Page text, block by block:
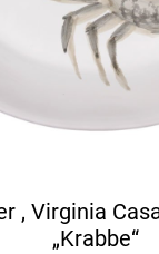
, Virginia
„Krabbe“